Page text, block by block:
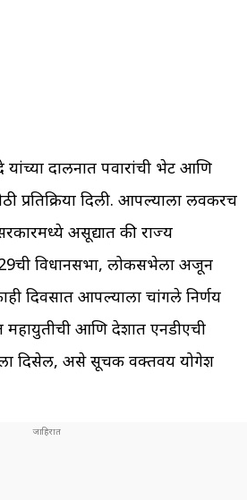
यांच्या दालनात पवारांची भेट आणि
प्रतिक्रिया दिली. आपल्याला लवकरच
असूद्यात की राज्य
विधानसभा, लोकसभेला अजून
दिवसात आपल्याला चांगले निर्णय
आणि देशात एनडीएची
दिसेल, असे सूचक वक्तवय योगेश